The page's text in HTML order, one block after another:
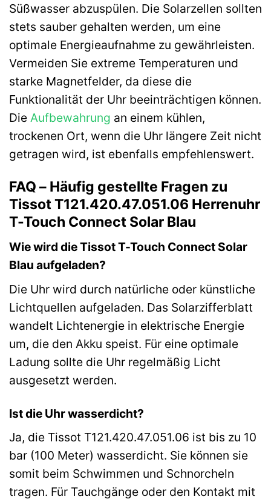
Süßwasser abzuspülen. Die Solarzellen sollten
stets sauber gehalten werden, um eine
optimale Energieaufnahme zu gewährleisten.
Vermeiden Sie extreme Temperaturen und
starke Magnetfelder, da diese die
Funktionalität der Uhr beeinträchtigen können.
Die Aufbewahrung an einem kühlen,
trockenen Ort, wenn die Uhr längere Zeit nicht
getragen wird, ist ebenfalls empfehlenswert.
FAQ – Häufig gestellte Fragen zu
Tissot T121.420.47.051.06 Herrenuhr
T-Touch Connect Solar Blau
Wie wird die Tissot T-Touch Connect Solar
Blau aufgeladen?
Die Uhr wird durch natürliche oder künstliche
Lichtquellen aufgeladen. Das Solarzifferblatt
wandelt Lichtenergie in elektrische Energie
um, die den Akku speist. Für eine optimale
Ladung sollte die Uhr regelmäßig Licht
ausgesetzt werden.
Ist die Uhr wasserdicht?
Ja, die Tissot T121.420.47.051.06 ist bis zu 10
bar (100 Meter) wasserdicht. Sie können sie
somit beim Schwimmen und Schnorcheln
tragen. Für Tauchgänge oder den Kontakt mit